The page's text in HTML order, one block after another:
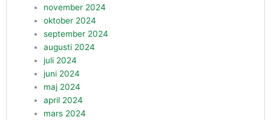
november 2024
oktober 2024
september 2024
augusti 2024
juli 2024
juni 2024
maj 2024
april 2024
mars 2024